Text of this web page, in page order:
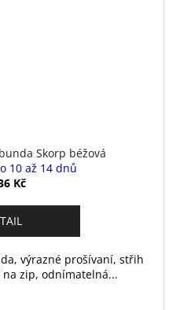
Skorp béžová
10 až 14 dnů
Kč
výrazné prošívaní, střih
zip, odnímatelná...